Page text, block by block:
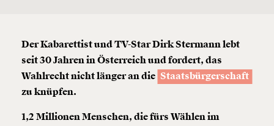
Der Kabarettist und TV-Star Dirk Stermann lebt
seit 30 Jahren in Österreich und fordert, das
Wahlrecht nicht länger an die Staatsbürgerschaft
zu knüpfen.
1,2 Millionen Menschen, die fürs Wählen im